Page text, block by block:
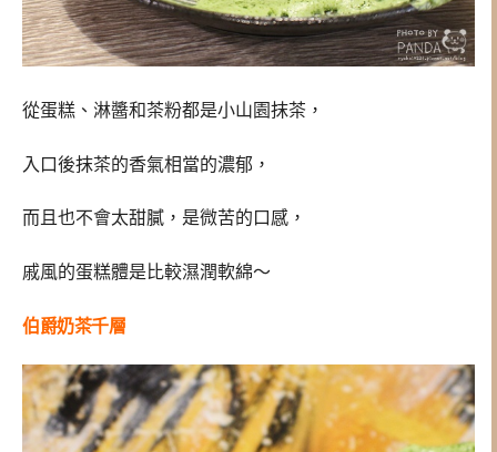
從蛋糕、淋醬和茶粉都是小山園抹茶，
入口後抹茶的香氣相當的濃郁，
而且也不會太甜膩，是微苦的口感，
戚風的蛋糕體是比較濕潤軟綿～
伯爵奶茶千層